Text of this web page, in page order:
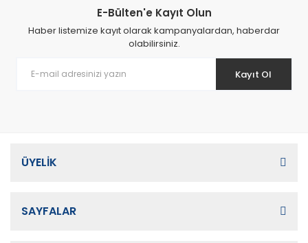
E-Bülten'e Kayıt Olun
Haber listemize kayıt olarak kampanyalardan, haberdar
olabilirsiniz.
Kayıt Ol
ÜYELİK
SAYFALAR